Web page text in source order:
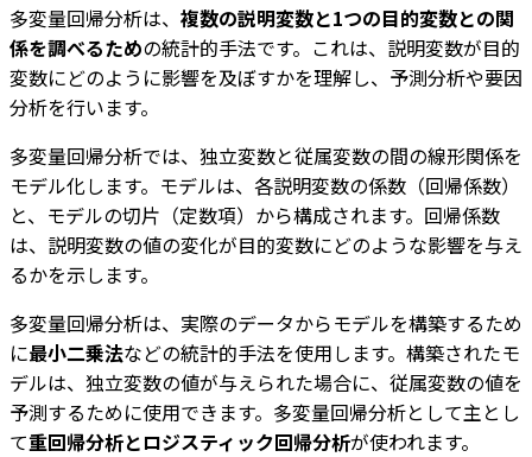
多変量回帰分析は、 複数の説明変数と1つの目的変数との関
係を調べるための統計的手法です。これは、説明変数が目的
変数にどのように影響を及ぼすかを理解し、予測分析や要因
分析を行います。
多変量回帰分析では、独立変数と従属変数の間の線形関係を
モデル化します。モデルは、各説明変数の係数（回帰係数）
と、モデルの切片（定数項）から構成されます。回帰係数
は、説明変数の値の変化が目的変数にどのような影響を与え
るかを示します。
多変量回帰分析は、実際のデータからモデルを構築するため
に最小二乗法などの統計的手法を使用します。構築されたモ
デルは、独立変数の値が与えられた場合に、従属変数の値を
予測するために使用できます。多変量回帰分析として主とし
て重回帰分析とロジスティック回帰分析が使われます。